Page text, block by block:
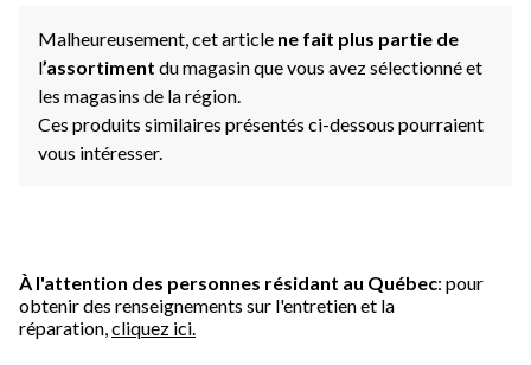
Malheureusement, cet article ne fait plus partie de
l’assortiment du magasin que vous avez sélectionné et
les magasins de la région.
Ces produits similaires présentés ci-dessous pourraient
vous intéresser.
À l'attention des personnes résidant au Québec: pour
obtenir des renseignements sur l'entretien et la
réparation, cliquez ici.